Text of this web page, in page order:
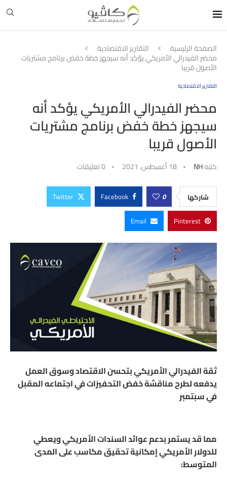
الصفحة الرئيسية التقارير الاقتصادية
محضر الفيدرالي الأمريكي يؤكد أنه سيجهز خطة خفض برنامج مشتريات
الأصول قريبا
التقارير الاقتصادية
محضر الفيدرالي الأمريكي يؤكد أنه
سيجهز خطة خفض برنامج مشتريات
الأصول قريبا
كتبهNH 18 أغسطس، 2021 0 تعليقات
شاركها 0
Facebook
Twitter
Pinterest
Email
ثقة الفيدرالي الأمريكي بتحسن الاقتصاد وسوق العمل
يدفعه لطرح مناقشة خفض التحفيزات في اجتماعه المقبل
في سبتمبر
مما قد يستمر بدعم عوائد السندات الأمريكي ويعطي
للدولار الأمريكي إمكانية تحقيق مكاسب على المدى
المتوسط: